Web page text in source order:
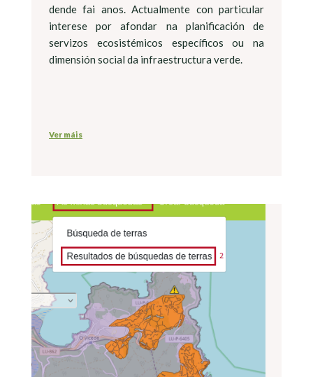
dende fai anos. Actualmente con particular
interese por afondar na planificación de
servizos ecosistémicos específicos ou na
dimensión social da infraestructura verde.
Ver máis